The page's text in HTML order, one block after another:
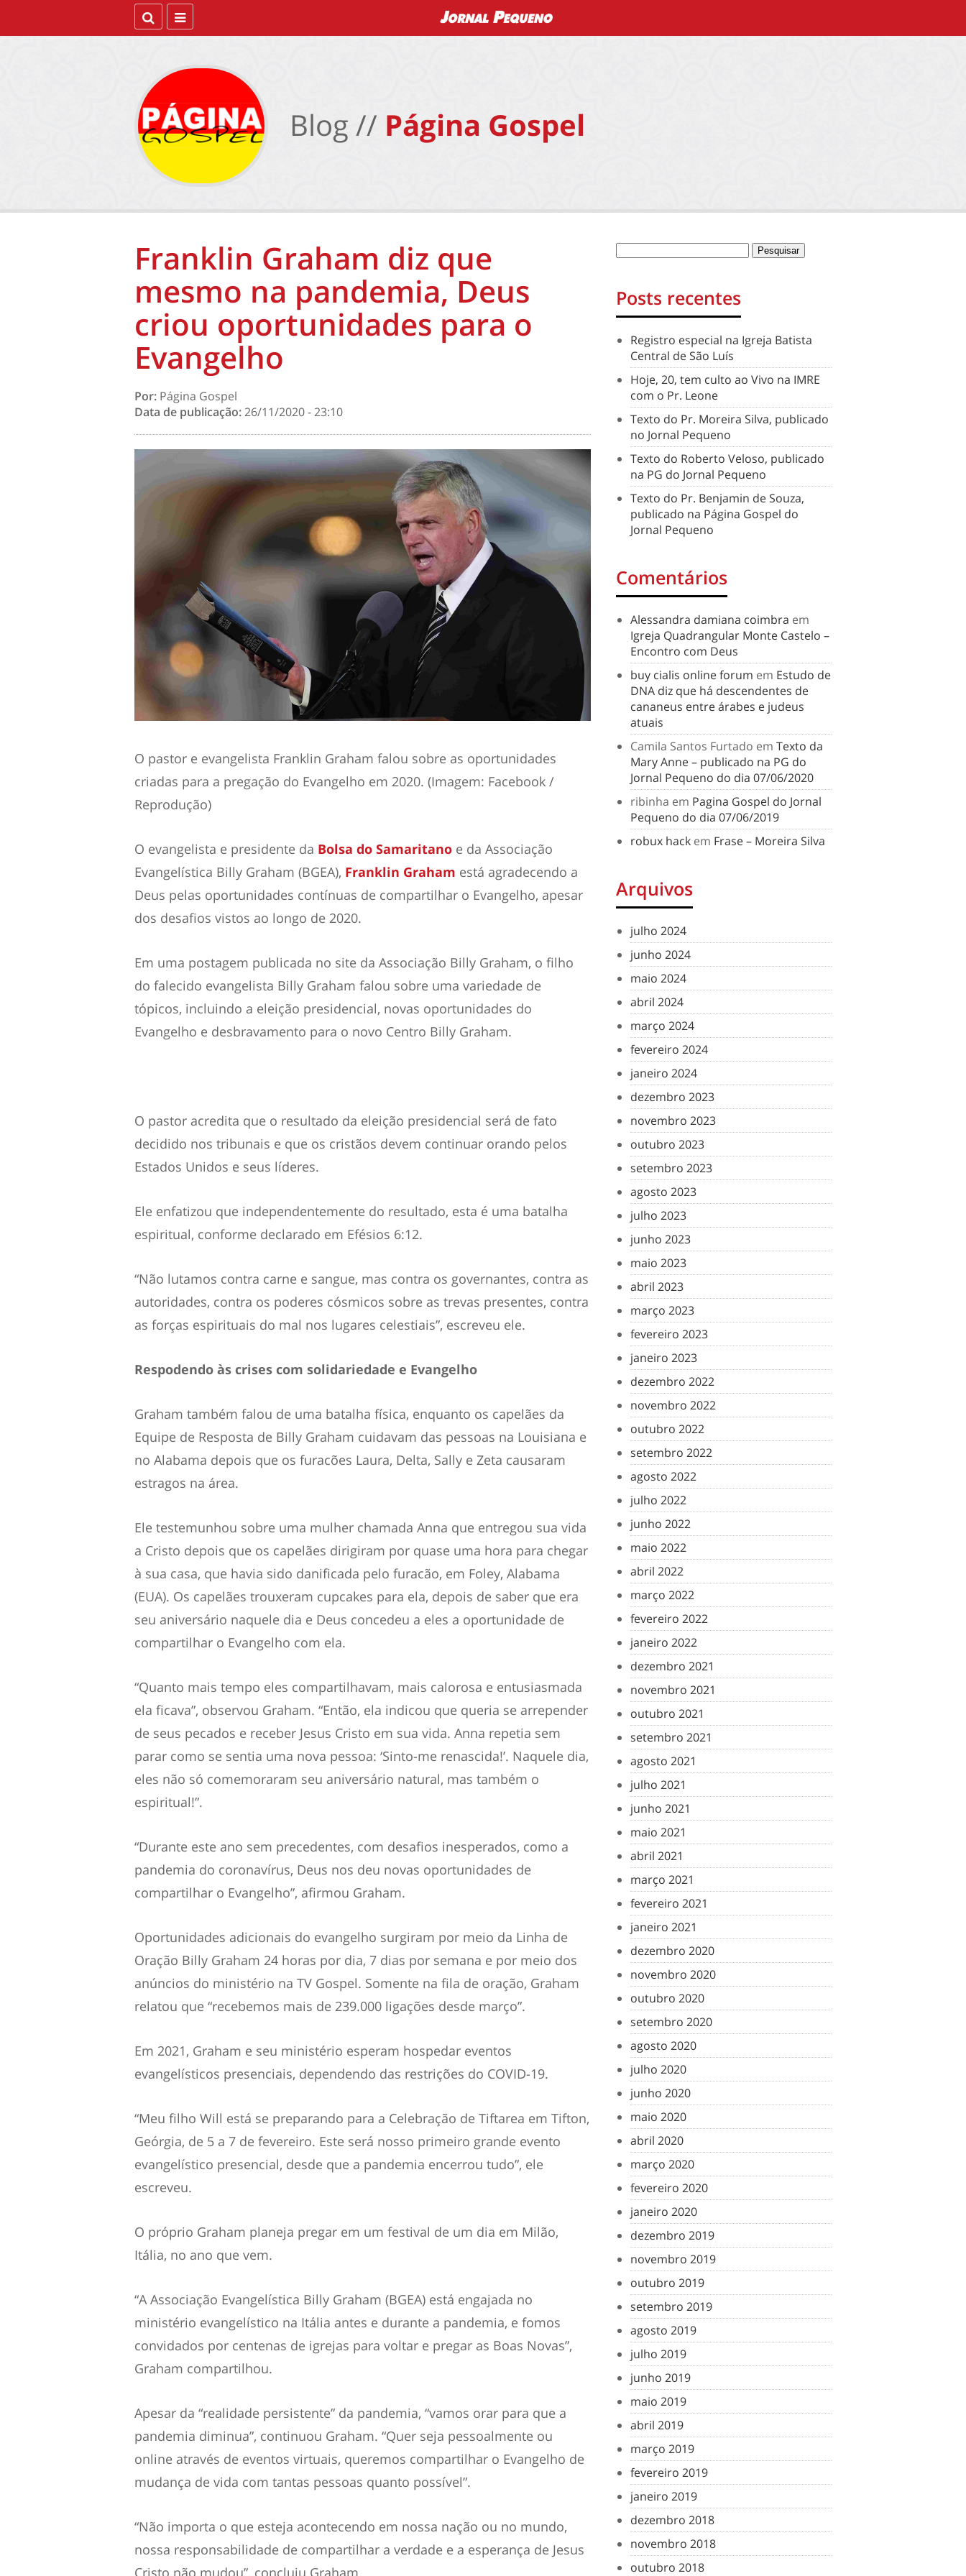
Blog // Página Gospel
Franklin Graham diz que
mesmo na pandemia, Deus
criou oportunidades para o
Evangelho
Por: Página Gospel
Data de publicação:26/11/2020 - 23:10
O pastor e evangelista Franklin Graham falou sobre as oportunidades
criadas para a pregação do Evangelho em 2020. (Imagem: Facebook /
Reprodução)
O evangelista e presidente da Bolsa do Samaritano e da Associação
Evangelística Billy Graham (BGEA), Franklin Graham está agradecendo a
Deus pelas oportunidades contínuas de compartilhar o Evangelho, apesar
dos desafios vistos ao longo de 2020.
Em uma postagem publicada no site da Associação Billy Graham, o filho
do falecido evangelista Billy Graham falou sobre uma variedade de
tópicos, incluindo a eleição presidencial, novas oportunidades do
Evangelho e desbravamento para o novo Centro Billy Graham.
O pastor acredita que o resultado da eleição presidencial será de fato
decidido nos tribunais e que os cristãos devem continuar orando pelos
Estados Unidos e seus líderes.
Ele enfatizou que independentemente do resultado, esta é uma batalha
espiritual, conforme declarado em Efésios 6:12.
“Não lutamos contra carne e sangue, mas contra os governantes, contra as
autoridades, contra os poderes cósmicos sobre as trevas presentes, contra
as forças espirituais do mal nos lugares celestiais”, escreveu ele.
Respodendo às crises com solidariedade e Evangelho
Graham também falou de uma batalha física, enquanto os capelães da
Equipe de Resposta de Billy Graham cuidavam das pessoas na Louisiana e
no Alabama depois que os furacões Laura, Delta, Sally e Zeta causaram
estragos na área.
Ele testemunhou sobre uma mulher chamada Anna que entregou sua vida
a Cristo depois que os capelães dirigiram por quase uma hora para chegar
à sua casa, que havia sido danificada pelo furacão, em Foley, Alabama
(EUA). Os capelães trouxeram cupcakes para ela, depois de saber que era
seu aniversário naquele dia e Deus concedeu a eles a oportunidade de
compartilhar o Evangelho com ela.
“Quanto mais tempo eles compartilhavam, mais calorosa e entusiasmada
ela ficava”, observou Graham. “Então, ela indicou que queria se arrepender
de seus pecados e receber Jesus Cristo em sua vida. Anna repetia sem
parar como se sentia uma nova pessoa: ‘Sinto-me renascida!’. Naquele dia,
eles não só comemoraram seu aniversário natural, mas também o
espiritual!”.
“Durante este ano sem precedentes, com desafios inesperados, como a
pandemia do coronavírus, Deus nos deu novas oportunidades de
compartilhar o Evangelho”, afirmou Graham.
Oportunidades adicionais do evangelho surgiram por meio da Linha de
Oração Billy Graham 24 horas por dia, 7 dias por semana e por meio dos
anúncios do ministério na TV Gospel. Somente na fila de oração, Graham
relatou que “recebemos mais de 239.000 ligações desde março”.
Em 2021, Graham e seu ministério esperam hospedar eventos
evangelísticos presenciais, dependendo das restrições do COVID-19.
“Meu filho Will está se preparando para a Celebração de Tiftarea em Tifton,
Geórgia, de 5 a 7 de fevereiro. Este será nosso primeiro grande evento
evangelístico presencial, desde que a pandemia encerrou tudo”, ele
escreveu.
O próprio Graham planeja pregar em um festival de um dia em Milão,
Itália, no ano que vem.
“A Associação Evangelística Billy Graham (BGEA) está engajada no
ministério evangelístico na Itália antes e durante a pandemia, e fomos
convidados por centenas de igrejas para voltar e pregar as Boas Novas”,
Graham compartilhou.
Apesar da “realidade persistente” da pandemia, “vamos orar para que a
pandemia diminua”, continuou Graham. “Quer seja pessoalmente ou
online através de eventos virtuais, queremos compartilhar o Evangelho de
mudança de vida com tantas pessoas quanto possível”.
“Não importa o que esteja acontecendo em nossa nação ou no mundo,
nossa responsabilidade de compartilhar a verdade e a esperança de Jesus
Cristo não mudou”, concluiu Graham.
Posts recentes
Registro especial na Igreja Batista
Central de São Luís
Hoje, 20, tem culto ao Vivo na IMRE
com o Pr. Leone
Texto do Pr. Moreira Silva, publicado
no Jornal Pequeno
Texto do Roberto Veloso, publicado
na PG do Jornal Pequeno
Texto do Pr. Benjamin de Souza,
publicado na Página Gospel do
Jornal Pequeno
Comentários
Alessandra damiana coimbra em
Igreja Quadrangular Monte Castelo –
Encontro com Deus
buy cialis online forum em Estudo de
DNA diz que há descendentes de
cananeus entre árabes e judeus
atuais
Camila Santos Furtado em Texto da
Mary Anne – publicado na PG do
Jornal Pequeno do dia 07/06/2020
ribinha em Pagina Gospel do Jornal
Pequeno do dia 07/06/2019
robux hack em Frase – Moreira Silva
Arquivos
julho 2024
junho 2024
maio 2024
abril 2024
março 2024
fevereiro 2024
janeiro 2024
dezembro 2023
novembro 2023
outubro 2023
setembro 2023
agosto 2023
julho 2023
junho 2023
maio 2023
abril 2023
março 2023
fevereiro 2023
janeiro 2023
dezembro 2022
novembro 2022
outubro 2022
setembro 2022
agosto 2022
julho 2022
junho 2022
maio 2022
abril 2022
março 2022
fevereiro 2022
janeiro 2022
dezembro 2021
novembro 2021
outubro 2021
setembro 2021
agosto 2021
julho 2021
junho 2021
maio 2021
abril 2021
março 2021
fevereiro 2021
janeiro 2021
dezembro 2020
novembro 2020
outubro 2020
setembro 2020
agosto 2020
julho 2020
junho 2020
maio 2020
abril 2020
março 2020
fevereiro 2020
janeiro 2020
dezembro 2019
novembro 2019
outubro 2019
setembro 2019
agosto 2019
julho 2019
junho 2019
maio 2019
abril 2019
março 2019
fevereiro 2019
janeiro 2019
dezembro 2018
novembro 2018
outubro 2018